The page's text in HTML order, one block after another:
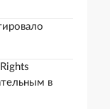
в